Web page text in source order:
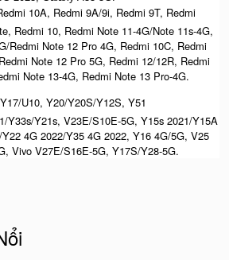
10A, Redmi 9A/9i, Redmi 9T, Redmi
Redmi 10, Redmi Note 11-4G/Note 11s-4G,
Redmi Note 12 Pro 4G, Redmi 10C, Redmi
Note 12 Pro 5G, Redmi 12/12R, Redmi
Note 13-4G, Redmi Note 13 Pro-4G.
U10, Y20/Y20S/Y12S, Y51
Y33s/Y21s, V23E/S10E-5G, Y15s 2021/Y15A
4G 2022/Y35 4G 2022, Y16 4G/5G, V25
Vivo V27E/S16E-5G, Y17S/Y28-5G.